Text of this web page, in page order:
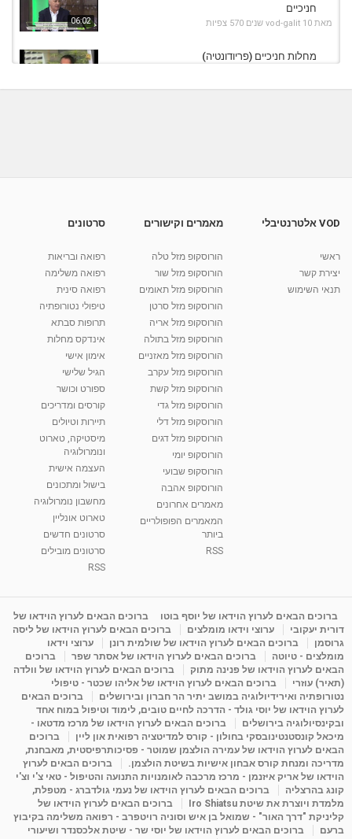
06:02
חניכיים
מאת vod-galit 10 שנים 570 צפיות
מחלות חניכיים (פריודונטיה)
מאת
10:17
קרין גורן - העוגה המתגלצ’ת ללא קמח
38.5k צפיות
01:37
יוסי שר - מתמחה בשיטת אלכסנדר וטאי צ'י
2,738 צפיות
01:46
רנה רז-גילו -טיפול אנרגטי ויעוץ רוחני - נומרולוגית
2,315 צפיות
05:37
סודות בתאריך הלידה, משמעות חודש הלידה -
ינואר זינה ליבשיץ נומרולוגית
ליסה גרוסמן - המרכז לאימון התנהגותי - קשב
09:12
מדיטציה בדמיון מודרך - היכרות עם האני הפנימי
מאת admin 11 שנים 3,650 צפיות
פנינה מתוק - מרכז "נתיב הלב" בהרצליה-
מדיטציה-התחדשות
Shahar-vod
VOD אלטרנטיבלי
ראשי
יצירת קשר
תנאי השימוש
מאמרים וקישורים
הורוסקופ מזל טלה
הורוסקופ מזל שור
הורוסקופ מזל תאומים
הורוסקופ מזל סרטן
הורוסקופ מזל אריה
הורוסקופ מזל בתולה
הורוסקופ מזל מאזניים
הורוסקופ מזל עקרב
הורוסקופ מזל קשת
הורוסקופ מזל גדי
הורוסקופ מזל דלי
הורוסקופ מזל דגים
הורוסקופ יומי
הורוסקופ שבועי
הורוסקופ אהבה
מאמרים אחרונים
המאמרים הפופולריים
ביותר
RSS
סרטונים
רפואה ובריאות
רפואה משלימה
רפואה סינית
טיפולי נטורופתיה
תרופות סבתא
אינדקס מחלות
אימון אישי
הגיל שלישי
ספורט וכושר
קורסים ומדריכים
תיירות וטיולים
מיסטיקה, טארוט
ונומרולוגיה
העצמה אישית
בישול ומתכונים
מחשבון נומרולוגיה
טארוט אונליין
סרטונים חדשים
סרטונים מובילים
RSS
ברוכים הבאים לערוץ הוידאו של יוסף בוטו
ברוכים הבאים לערוץ הוידאו של
דורית יעקובי
ערוצי וידאו מומלצים
ברוכים הבאים לערוץ הוידאו של ליסה
גרוסמן
ברוכים הבאים לערוץ הוידאו של שולמית רונן
ערוצי וידאו
מומלצים - טיוטה
ברוכים הבאים לערוץ הוידאו של אסתר שפר
ברוכים
הבאים לערוץ הוידאו של פנינה מתוק
ברוכים הבאים לערוץ הוידאו של וולדה
(תאיר) עוזרי
ברוכים הבאים לערוץ הוידאו של אליהו שכטר - טיפולי
נטורופתיה ואירידיולוגיה במושב יתיר הר חברון ובירושלים
ברוכים הבאים
לערוץ הוידאו של יוסי גולד - הדרכה לחיים טובים, לימוד וטיפול במוח אחד
ובקינסיולוגיה בירושלים
ברוכים הבאים לערוץ הוידאו של מרכז מדטאו -
מיכאל קונסטנטינובסקי בחולון - קורס למדיטציה רפואית און ליין
ברוכים
הבאים לערוץ הוידאו של עמירה הולצמן שמוטר - פסיכותרפיסטית, מאבחנת,
מדריכה ומנחת קורס אבחון אישיות בשיטת הולצמן.
ברוכים הבאים לערוץ
הוידאו של אריק איזנמן - מרכז מרכבה לאומנויות התנועה והטיפול - טאי צ'י וצ'י
קונג בהרצליה
ברוכים הבאים לערוץ הוידאו של נעמי גולדברג - מטפלת,
מלמדת ויוצרת את שיטת Iro Shiatsu
ברוכים הבאים לערוץ הוידאו של
קליניקת "דרך האור" - שמואל בן איש וסוניה רויטפרב - רפואה משלימה בקיבוץ
ברעם
ברוכים הבאים לערוץ הוידאו של יוסי שר - שיטת אלכסנדר ושיעורי